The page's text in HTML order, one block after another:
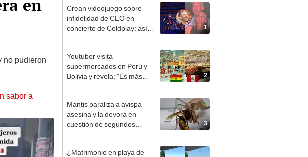
en
no pudieron
sabor a
1
Crean videojuego sobre
infidelidad de CEO en
concierto de Coldplay: así
2
Youtuber visita
supermercados en Perú y
Bolivia y revela: "Es más
3
Mantis paraliza a avispa
asesina y la devora en
cuestión de segundos
¿Matrimonio en playa de